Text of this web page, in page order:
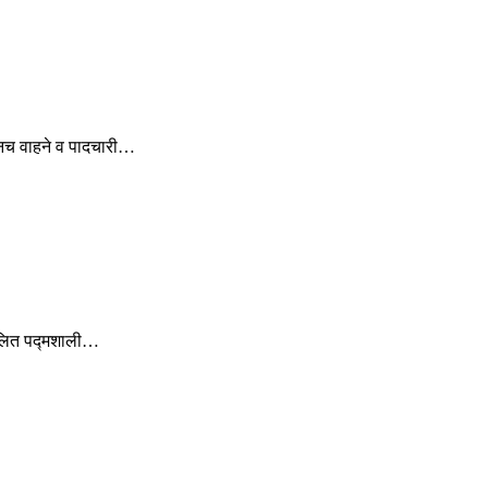
वाहने व पादचारी…
पद्मशाली…